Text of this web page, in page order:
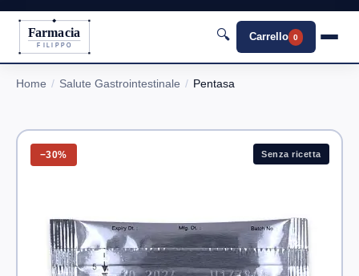
Farmacia
FILIPPO
🔍 Carrello 0
Home Salute Gastrointestinale Pentasa
−30% Senza ricetta